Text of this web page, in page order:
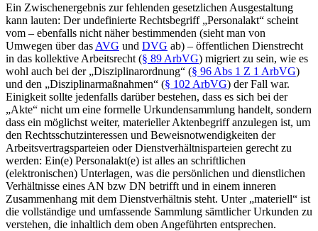
Ein Zwischenergebnis zur fehlenden gesetzlichen Ausgestaltung
kann lauten: Der undefinierte Rechtsbegriff „Personalakt“ scheint
vom – ebenfalls nicht näher bestimmenden (sieht man von
Umwegen über das AVG und DVG ab) – öffentlichen Dienstrecht
in das kollektive Arbeitsrecht (§ 89 ArbVG) migriert zu sein, wie es
wohl auch bei der „Disziplinarordnung“ (§ 96 Abs 1 Z 1 ArbVG)
und den „Disziplinarmaßnahmen“ (§ 102 ArbVG) der Fall war.
Einigkeit sollte jedenfalls darüber bestehen, dass es sich bei der
„Akte“ nicht um eine formelle Urkundensammlung handelt, sondern
dass ein möglichst weiter, materieller Aktenbegriffanzulegen ist, um
den Rechtsschutzinteressen und Beweisnotwendigkeiten der
Arbeitsvertragsparteien oder Dienstverhältnisparteien gerecht zu
werden: Ein(e) Personalakt(e) ist alles an schriftlichen
(elektronischen) Unterlagen, was die persönlichen und dienstlichen
Verhältnisse eines AN bzw DN betrifft und in einem inneren
Zusammenhang mit dem Dienstverhältnis steht. Unter „materiell“ ist
die vollständige und umfassende Sammlung sämtlicher Urkunden zu
verstehen, die inhaltlich dem oben Angeführten entsprechen.